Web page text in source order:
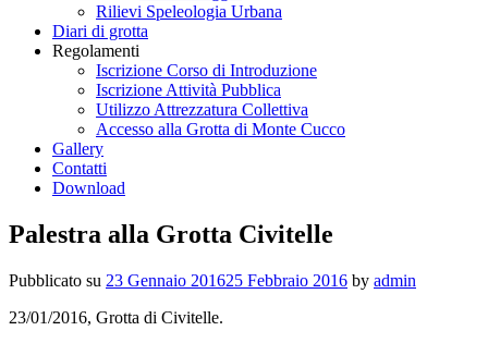
Rilievi Speleologia Urbana
Diari di grotta
Regolamenti
Iscrizione Corso di Introduzione
Iscrizione Attività Pubblica
Utilizzo Attrezzatura Collettiva
Accesso alla Grotta di Monte Cucco
Gallery
Contatti
Download
Palestra alla Grotta Civitelle
Pubblicato su 23 Gennaio 201625 Febbraio 2016 by admin
23/01/2016, Grotta di Civitelle.